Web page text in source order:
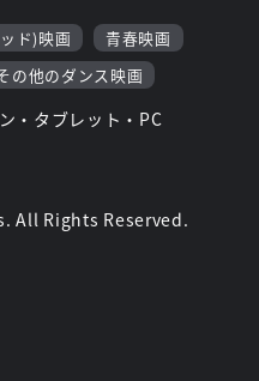
ド)映画
青春映画
の他のダンス映画
・タブレット・PC
All Rights Reserved.